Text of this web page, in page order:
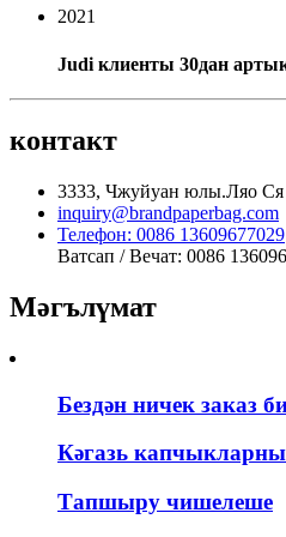
2021
Judi клиенты 30дан
контакт
3333, Чжуйуан юлы.Ляо Ся
inquiry@brandpaperbag.com
Телефон: 0086 13609677029
Ватсап / Вечат: 0086
Мәгълүмат
Бездән ничек заказ
Кәгазь
Тапшыру чишелеше